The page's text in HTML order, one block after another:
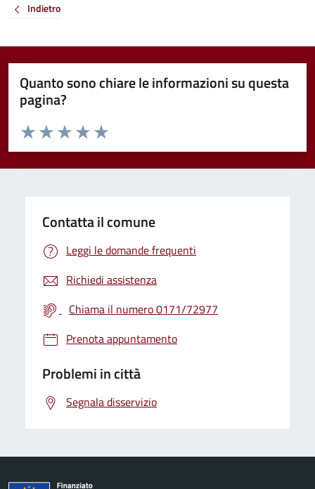
Indietro
Quanto sono chiare le informazioni su questa
pagina?
Valuta da 1 a 5 stelle la pagina
Valuta 5 stelle su 5
Valuta 4 stelle su 5
Valuta 3 stelle su 5
Valuta 2 stelle su 5
Valuta 1 stelle su 5
Contatta il comune
Leggi le domande frequenti
Richiedi assistenza
Chiama il numero 0171/72977
Prenota appuntamento
Problemi in città
Segnala disservizio